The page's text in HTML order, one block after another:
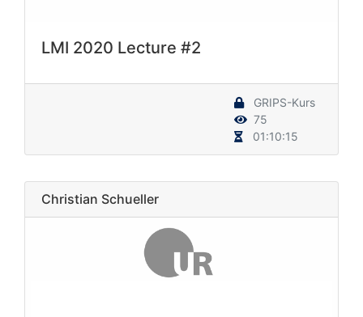
LMI 2020 Lecture #2
GRIPS-Kurs
75
01:10:15
Christian Schueller